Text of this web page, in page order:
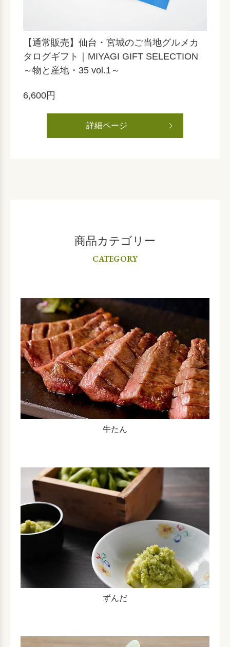
【通常販売】仙台・宮城のご当地グルメカ
タログギフト｜MIYAGI GIFT SELECTION
～物と産地・35 vol.1～
6,600円
詳細ページ
商品カテゴリー
CATEGORY
牛たん
ずんだ